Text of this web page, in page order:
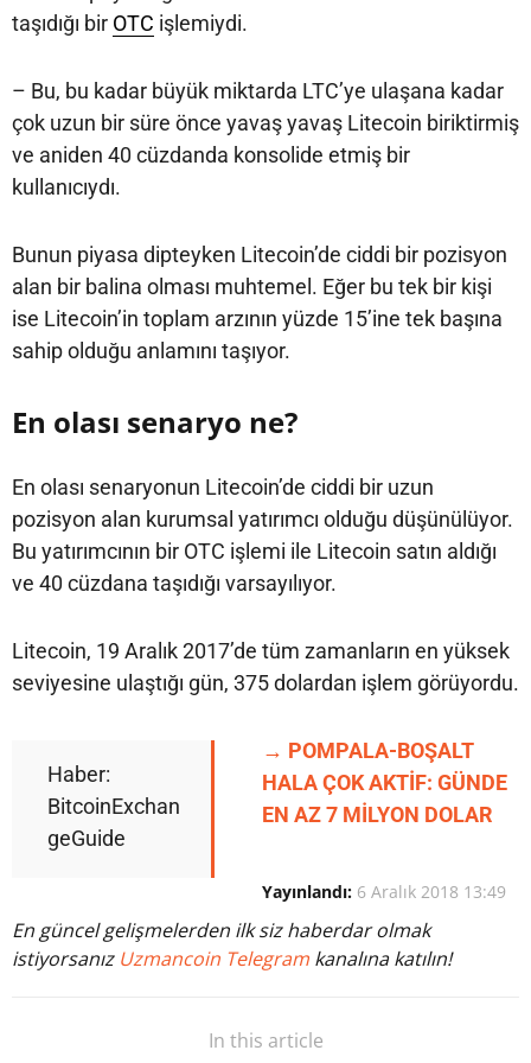
taşıdığı bir OTC işlemiydi.
– Bu, bu kadar büyük miktarda LTC’ye ulaşana kadar
çok uzun bir süre önce yavaş yavaş Litecoin biriktirmiş
ve aniden 40 cüzdanda konsolide etmiş bir
kullanıcıydı.
Bunun piyasa dipteyken Litecoin’de ciddi bir pozisyon
alan bir balina olması muhtemel. Eğer bu tek bir kişi
ise Litecoin’in toplam arzının yüzde 15’ine tek başına
sahip olduğu anlamını taşıyor.
En olası senaryo ne?
En olası senaryonun Litecoin’de ciddi bir uzun
pozisyon alan kurumsal yatırımcı olduğu düşünülüyor.
Bu yatırımcının bir OTC işlemi ile Litecoin satın aldığı
ve 40 cüzdana taşıdığı varsayılıyor.
Litecoin, 19 Aralık 2017’de tüm zamanların en yüksek
seviyesine ulaştığı gün, 375 dolardan işlem görüyordu.
Haber:
BitcoinExchan
geGuide
→ POMPALA-BOŞALT
HALA ÇOK AKTİF: GÜNDE
EN AZ 7 MİLYON DOLAR
Yayınlandı: 6 Aralık 2018 13:49
En güncel gelişmelerden ilk siz haberdar olmak
istiyorsanız Uzmancoin Telegram kanalına katılın!
In this article